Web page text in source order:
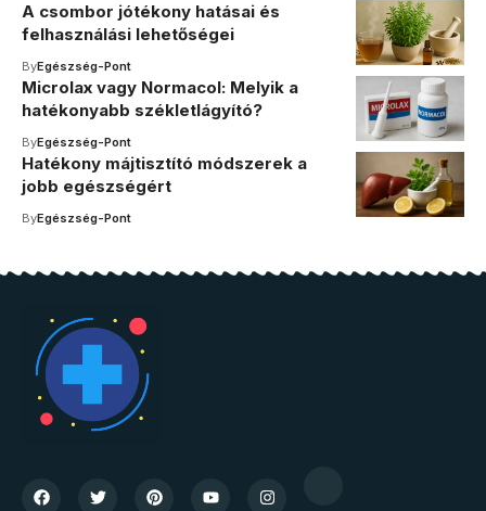
A csombor jótékony hatásai és
felhasználási lehetőségei
ByEgészség-Pont
Microlax vagy Normacol: Melyik a
hatékonyabb székletlágyító?
ByEgészség-Pont
Hatékony májtisztító módszerek a
jobb egészségért
ByEgészség-Pont